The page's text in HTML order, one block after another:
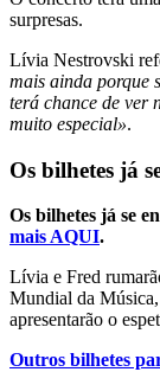
surpresas.
Lívia Nestrovski
mais ainda porque
terá chance de ver
muito especial».
Os bilhetes já
Os bilhetes já se
mais AQUI.
Lívia e Fred
Mundial da Música,
apresentarão o
Outros bilhetes